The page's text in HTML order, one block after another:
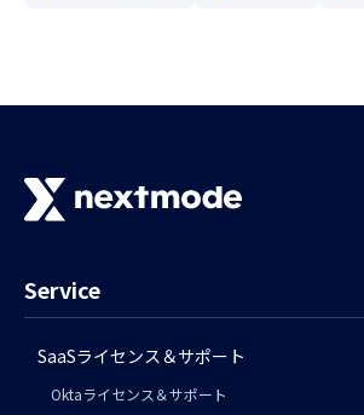
Service
SaaSライセンス＆サポート
Oktaライセンス＆サポート